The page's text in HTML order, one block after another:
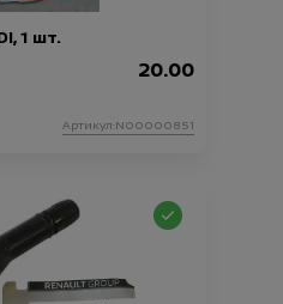
1 шт.
20.00
Артикул:N00000851